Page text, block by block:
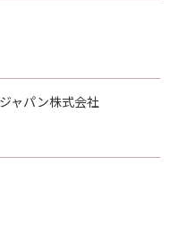
as such
(Sept 1995).
and 48 C.F.R.
4 (June 1995),
shall acquire
rights set
is Canon
Ohta-ku,
とは、
ャパン株式会社